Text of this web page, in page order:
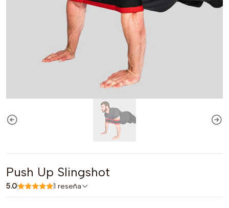
Push Up Slingshot
5.0 1 reseña